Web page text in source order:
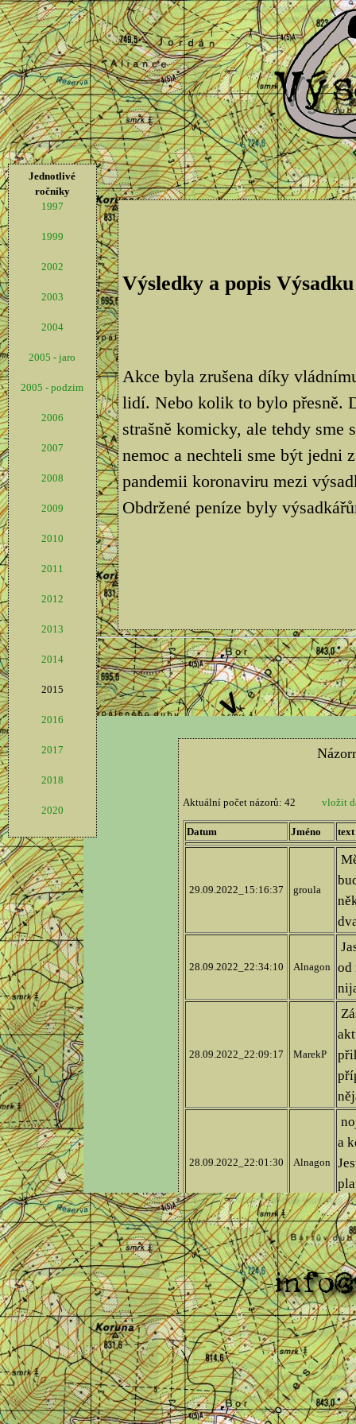
Jednotlivé
ročníky
1997
1999
2002
2003
2004
2005 - jaro
2005 - podzim
2006
2007
2008
2009
2010
2011
2012
2013
2014
2015
2016
2017
2018
2020
Výsledky a popis Výsadku
Akce byla zrušena díky
lidí. Nebo kolik to bylo přesně.
strašně komicky, ale tehdy sme
nemoc a nechteli sme být jedni
pandemii koronaviru mezi
Obdržené peníze byly